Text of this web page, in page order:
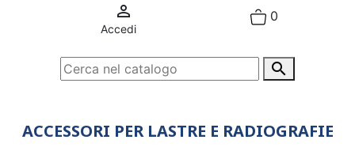


Accedi
0
ACCESSORI PER LASTRE E RADIOGRAFIE